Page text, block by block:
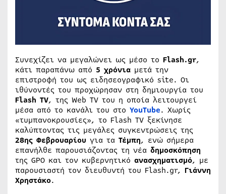
Συνεχίζει να μεγαλώνει ως μέσο το Flash.gr,
κάτι παραπάνω από 5 χρόνια μετά την
επιστροφή του ως ειδησεογραφικό site. Οι
ιθύνοντές του προχώρησαν στη δημιουργία του
Flash TV, της Web TV του η οποία λειτουργεί
μέσα από το κανάλι του στο YouTube. Χωρίς
«τυμπανοκρουσίες», το Flash TV ξεκίνησε
καλύπτοντας τις μεγάλες συγκεντρώσεις της
28ης Φεβρουαρίου για τα Τέμπη, ενώ σήμερα
επανήλθε παρουσιάζοντας τη νέα δημοσκόπηση
της GPO και τον κυβερνητικό ανασχηματισμό, με
παρουσιαστή τον διευθυντή του Flash.gr, Γιάννη
Χρηστάκο.